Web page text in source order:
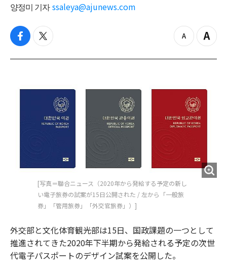
양정미 기자 ssaleya@ajunews.com
f
c
o
t
i
e
z
o
u
t
Z
o
n
[写真＝聯合ニュース（2020年から発給する予定の新し
い電子旅券の試案が15日公開された / 左から「一般旅
券」「管用旅券」「外交官旅券」）]
外交部と文化体育観光部は15日、国政課題の一つとして
推進されてきた2020年下半期から発給される予定の次世
代電子パスポートのデザイン試案を公開した。